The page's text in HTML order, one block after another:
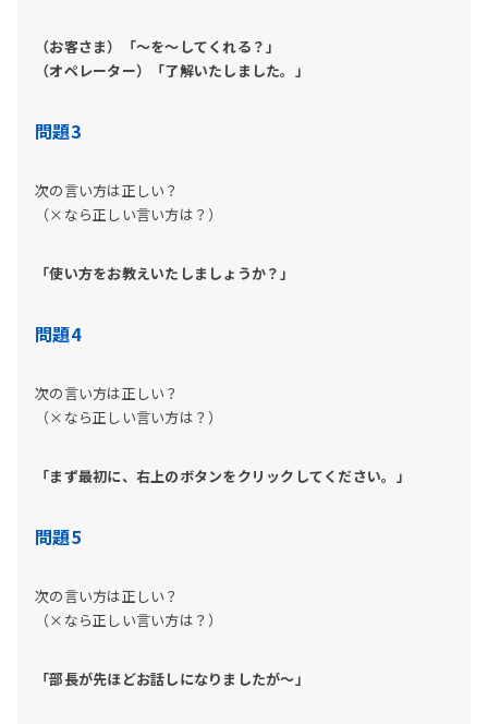
（お客さま）「～を～してくれる？」
（オペレーター）「了解いたしました。」
問題3
次の言い方は正しい？
（×なら正しい言い方は？）
「使い方をお教えいたしましょうか？」
問題4
次の言い方は正しい？
（×なら正しい言い方は？）
「まず最初に、右上のボタンをクリックしてください。」
問題5
次の言い方は正しい？
（×なら正しい言い方は？）
「部長が先ほどお話しになりましたが～」